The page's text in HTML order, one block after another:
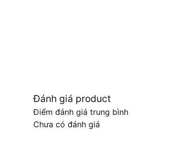
Đánh giá product
Điểm đánh giá trung bình
Chưa có đánh giá